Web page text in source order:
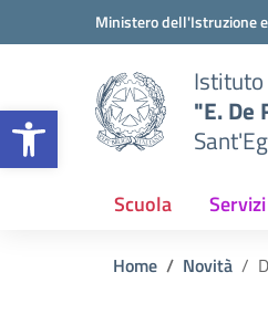
Apri la barra
Vai ai contenuti
Vai al menu di navigazione
Ministero dell'Istruzione
Istituto
"E. De
Scuola Servizi
Home Novità